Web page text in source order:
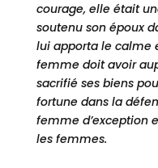
courage, elle était
soutenu son époux
lui apporta le calme
femme doit avoir
sacrifié ses biens
fortune dans la
femme d’exception
les femmes.